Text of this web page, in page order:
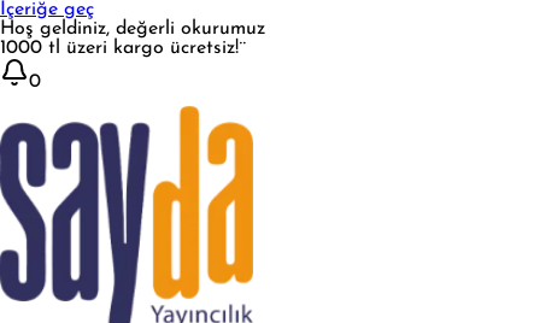
İçeriğe geç
Hoş geldiniz, değerli okurumuz
1000 tl üzeri kargo ücretsiz!¨
0